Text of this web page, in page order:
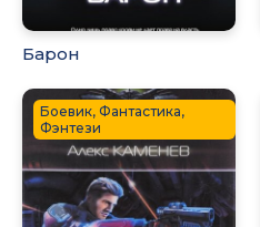
Барон
Боевик, Фантастика,
Фэнтези